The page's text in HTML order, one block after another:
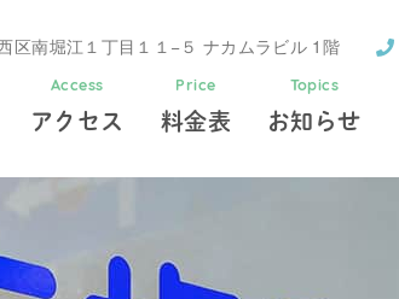
区南堀江１丁目１１−５ ナカムラビル 1階
Access
アクセス
Price
料金表
Topics
お知らせ